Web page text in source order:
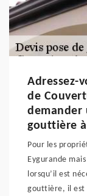
Adressez-
de
demander
gouttière
Pour les
Eygurande
lorsqu’il est
gouttière, il est